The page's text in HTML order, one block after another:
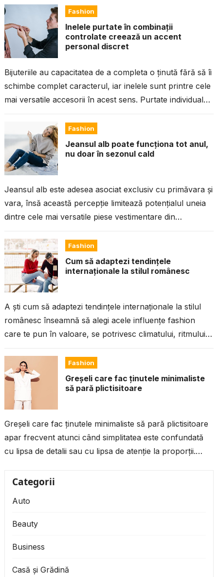
Fashion
Inelele purtate în combinații
controlate creează un accent
personal discret
Bijuteriile au capacitatea de a completa o ținută fără să îi
schimbe complet caracterul, iar inelele sunt printre cele
mai versatile accesorii în acest sens. Purtate individual
Fashion
Jeansul alb poate funcționa tot anul,
nu doar în sezonul cald
Jeansul alb este adesea asociat exclusiv cu primăvara și
vara, însă această percepție limitează potențialul uneia
dintre cele mai versatile piese vestimentare din
Fashion
Cum să adaptezi tendințele
internaționale la stilul românesc
A ști cum să adaptezi tendințele internaționale la stilul
românesc înseamnă să alegi acele influențe fashion
care te pun în valoare, se potrivesc climatului, ritmului
Fashion
Greșeli care fac ținutele minimaliste
să pară plictisitoare
Greșeli care fac ținutele minimaliste să pară plictisitoare
apar frecvent atunci când simplitatea este confundată
cu lipsa de detalii sau cu lipsa de atenție la proporții.
Categorii
Auto
Beauty
Business
Casă și Grădină